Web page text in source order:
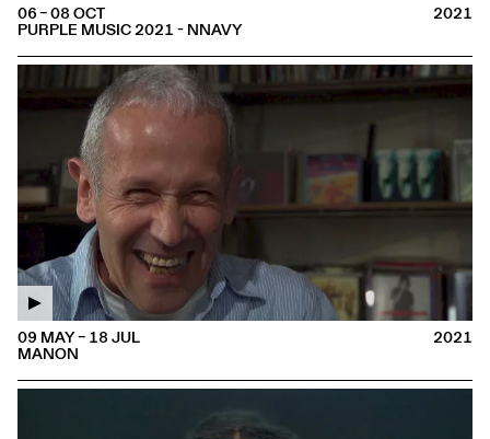
PURPLE MUSIC 2021 - NNAVY
06 – 08 OCT 2021
MANON
09 MAY – 18 JUL 2021